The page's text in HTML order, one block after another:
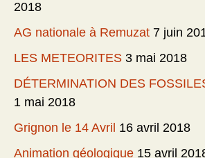
2018
AG nationale à Remuzat 7 juin
LES METEORITES 3 mai 2018
DÉTERMINATION DES
1 mai 2018
Grignon le 14 Avril 16 avril 2018
Animation géologique 15 avril